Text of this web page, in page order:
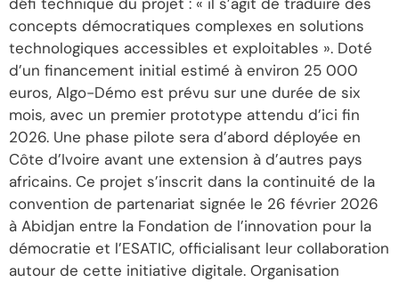
concepts démocratiques complexes en solutions
technologiques accessibles et exploitables ». Doté
d’un financement initial estimé à environ 25 000
euros, Algo-Démo est prévu sur une durée de six
mois, avec un premier prototype attendu d’ici fin
2026. Une phase pilote sera d’abord déployée en
Côte d’Ivoire avant une extension à d’autres pays
africains. Ce projet s’inscrit dans la continuité de la
convention de partenariat signée le 26 février 2026
à Abidjan entre la Fondation de l’innovation pour la
démocratie et l’ESATIC, officialisant leur collaboration
autour de cette initiative digitale. Organisation